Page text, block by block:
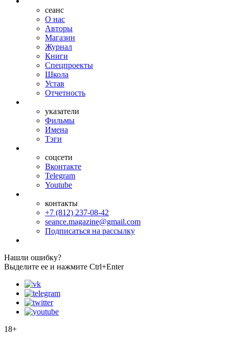
сеанс
О нас
Авторы
Магазин
Журнал
Книги
Спецпроекты
Школа
Устав
Отчетность
указатели
Фильмы
Имена
Тэги
соцсети
Вконтакте
Telegram
Youtube
контакты
+7 (812) 237-08-42
seance.magazine@gmail.com
Подписаться на рассылку
Нашли ошибку?
Выделите ее и нажмите Ctrl+Enter
18+